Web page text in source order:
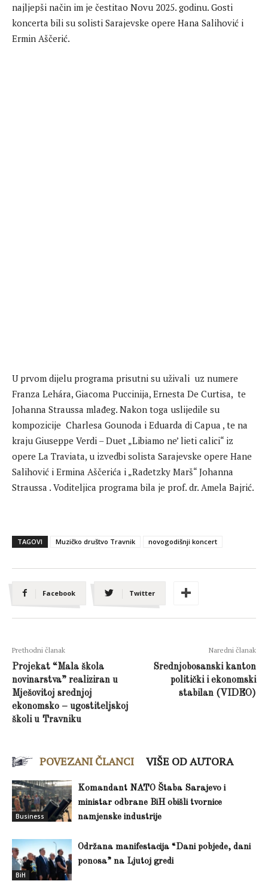
najljepši način im je čestitao Novu 2025. godinu. Gosti
koncerta bili su solisti Sarajevske opere Hana Salihović i
Ermin Aščerić.
U prvom dijelu programa prisutni su uživali uz numere
Franza Lehára, Giacoma Puccinija, Ernesta De Curtisa, te
Johanna Straussa mlađeg. Nakon toga uslijedile su
kompozicije Charlesa Gounoda i Eduarda di Capua , te na
kraju Giuseppe Verdi – Duet „Libiamo ne’ lieti calici“ iz
opere La Traviata, u izvedbi solista Sarajevske opere Hane
Salihović i Ermina Aščerića i „Radetzky Marš“ Johanna
Straussa . Voditeljica programa bila je prof. dr. Amela Bajrić.
TAGOVI Muzičko društvo Travnik novogodišnji koncert
Facebook Twitter
Prethodni članak
Projekat “Mala škola
novinarstva” realiziran u
Mješovitoj srednjoj
ekonomsko – ugostiteljskoj
školi u Travniku
Naredni članak
Srednjobosanski kanton
politički i ekonomski
stabilan (VIDEO)
POVEZANI ČLANCI VIŠE OD AUTORA
Business
Komandant NATO Štaba Sarajevo i
ministar odbrane BiH obišli tvornice
namjenske industrije
BiH
Održana manifestacija “Dani pobjede, dani
ponosa” na Ljutoj gredi